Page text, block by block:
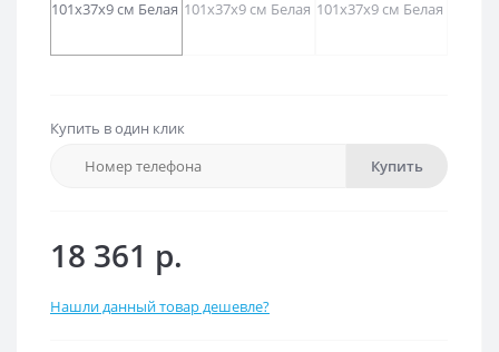
Купить в один клик
Купить
18 361 р.
Нашли данный товар дешевле?